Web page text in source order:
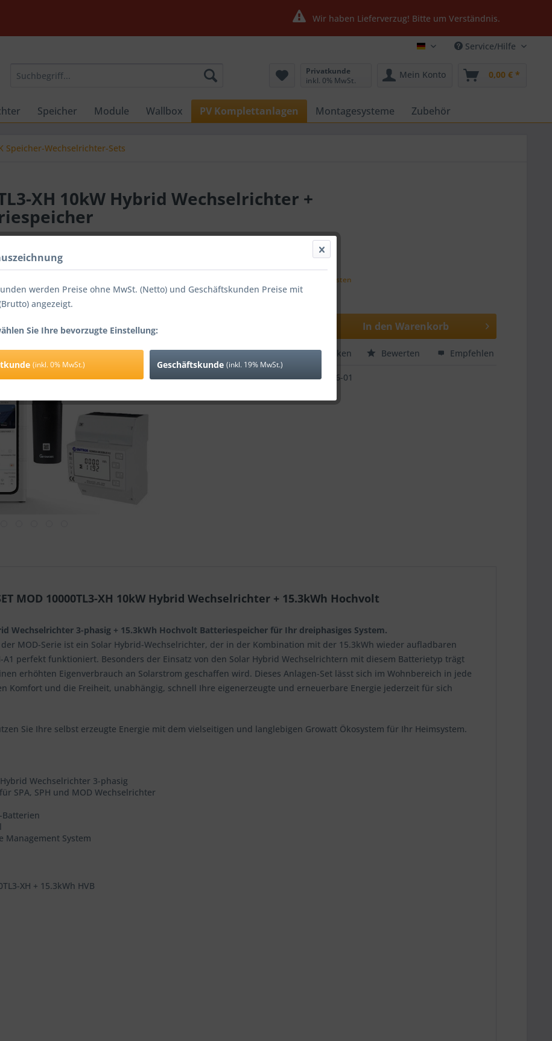
Wir haben Lieferverzug! Bitte um Verständnis.
Ultrasolar24.deService/Hilfe
Privatkunde
inkl. 0% MwSt.
Mein Konto 0,00 € *
Speicher Module Wallbox PV Komplettanlagen Montagesysteme Zubehör
Speicher-Wechselrichter-Sets
XH 10kW Hybrid Wechselrichter +
4.999,00 € *
zzgl. Versandkosten
Lieferzeit ca. 5 Tage
In den Warenkorb
Vergleichen Merken Bewerten Empfehlen
Artikel-Nr.: 66-01
MOD 10000TL3-XH 10kW Hybrid Wechselrichter + 15.3kWh Hochvolt
Wechselrichter 3-phasig + 15.3kWh Hochvolt Batteriespeicher für Ihr dreiphasiges System.
der MOD-Serie ist ein Solar Hybrid-Wechselrichter, der in der Kombination mit der 15.3kWh wieder aufladbaren
A1 perfekt funktioniert. Besonders der Einsatz von den Solar Hybrid Wechselrichtern mit diesem Batterietyp trägt
erhöhten Eigenverbrauch an Solarstrom geschaffen wird. Dieses Anlagen-Set lässt sich im Wohnbereich in jede
Komfort und die Freiheit, unabhängig, schnell Ihre eigenerzeugte und erneuerbare Energie jederzeit für sich
Sie Ihre selbst erzeugte Energie mit dem vielseitigen und langlebigen Growatt Ökosystem für Ihr Heimsystem.
Wechselrichter 3-phasig
SPA, SPH und MOD Wechselrichter
Batterien
Management System
XH + 15.3kWh HVB
werden Preise ohne MwSt. (Netto) und Geschäftskunden Preise mit
angezeigt.
Sie Ihre bevorzugte Einstellung:
(inkl. 0% MwSt.) Geschäftskunde (inkl. 19% MwSt.)